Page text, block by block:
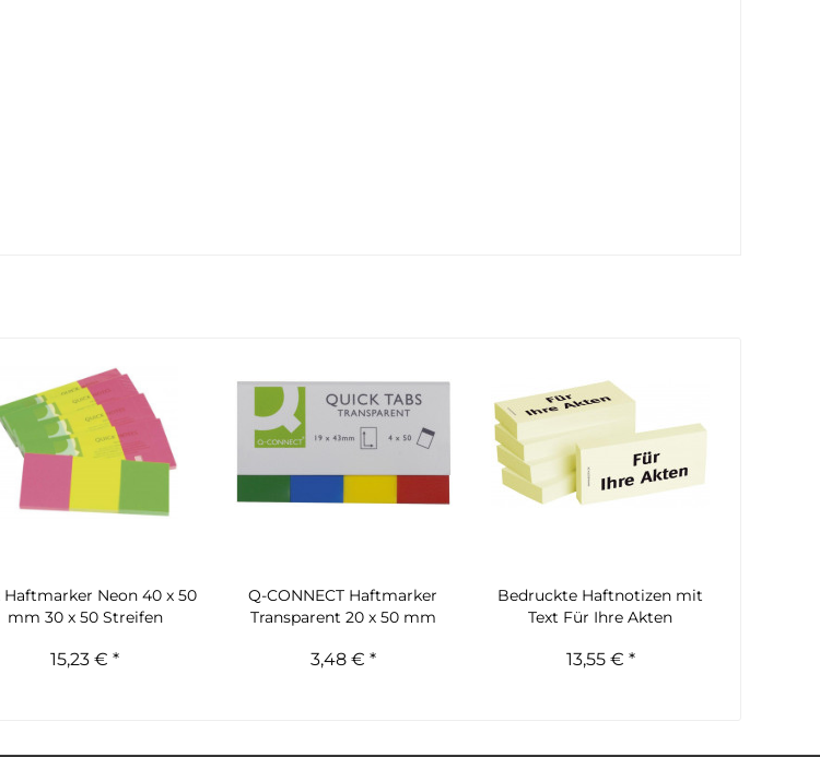
Haftmarker Neon 40 x 50
mm 30 x 50 Streifen
15,23 € *
Q-CONNECT Haftmarker
Transparent 20 x 50 mm
3,48 € *
Bedruckte Haftnotizen mit
Text Für Ihre Akten
13,55 € *